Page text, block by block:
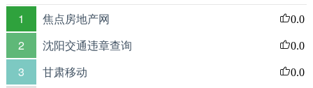
1 焦点房地产网 0.0
2 沈阳交通违章查询 0.0
3 甘肃移动 0.0